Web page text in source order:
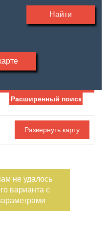
Найти
С фото
Отдельный вход
Расширенный поиск
не удалось
варианта с